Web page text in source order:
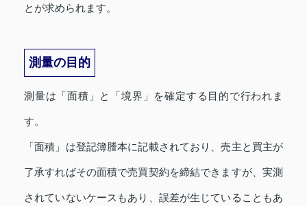
とが求められます。
測量の目的
測量は「面積」と「境界」を確定する目的で行われま
す。
「面積」は登記簿謄本に記載されており、売主と買主が
了承すればその面積で売買契約を締結できますが、実測
されていないケースもあり、誤差が生じていることもあ